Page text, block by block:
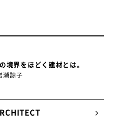
、通常は塗装が困難と
ーティングができるのは
ティッド」という名前で
強度とデザイン性を両立
たが、岩瀬さんがこだわ
いる姿を見て、何とかお
ことができました。
境界をほどく建材とは。
瀬諒子